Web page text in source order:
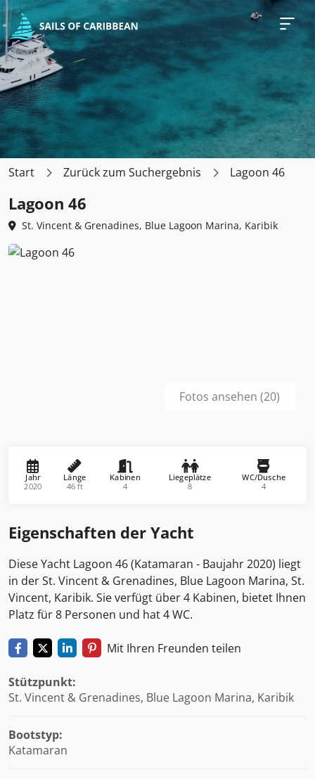
Start Zurück zum Suchergebnis Lagoon 46
Lagoon 46
St. Vincent & Grenadines, Blue Lagoon Marina, Karibik
Fotos ansehen (20)
Jahr
2020
Länge
46 ft
Kabinen
4
Liegeplätze
8
WC/Dusche
4
Eigenschaften der Yacht
Diese Yacht Lagoon 46 (Katamaran - Baujahr 2020) liegt
in der St. Vincent & Grenadines, Blue Lagoon Marina, St.
Vincent, Karibik. Sie verfügt über 4 Kabinen, bietet Ihnen
Platz für 8 Personen und hat 4 WC.
Mit Ihren Freunden teilen
Stützpunkt:
St. Vincent & Grenadines, Blue Lagoon Marina, Karibik
Bootstyp:
Katamaran